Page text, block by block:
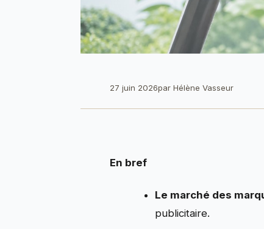
27 juin 2026par Hélène Vasseur
En bref
Le marché des
publicitaire.